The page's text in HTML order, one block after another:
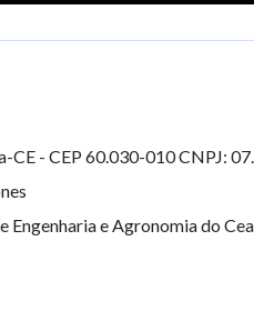
CE - CEP 60.030-010CNPJ:
e Agronomia do